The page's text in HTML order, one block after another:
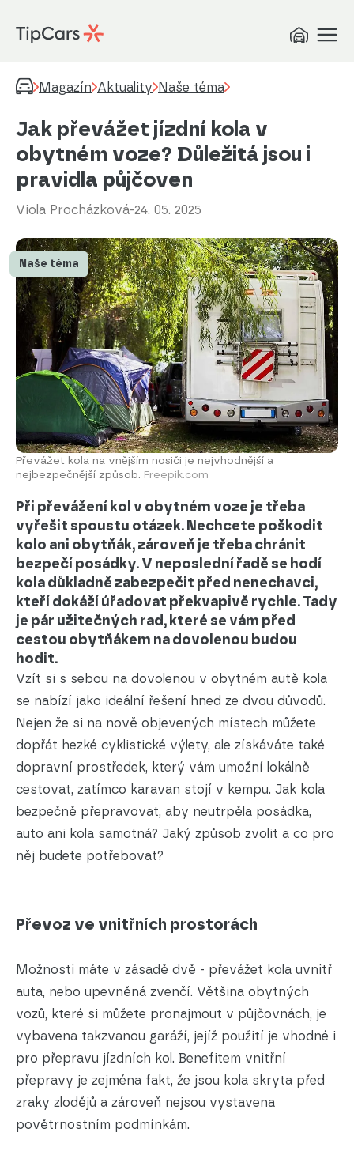
Magazín Aktuality Naše téma
Jak převážet jízdní kola v
obytném voze? Důležitá jsou i
pravidla půjčoven
Viola Procházková-24. 05. 2025
Převážet kola na vnějším nosiči je nejvhodnější a
nejbezpečnější způsob. Freepik.com
Naše téma
Při převážení kol v obytném voze je třeba
vyřešit spoustu otázek. Nechcete poškodit
kolo ani obytňák, zároveň je třeba chránit
bezpečí posádky. V neposlední řadě se hodí
kola důkladně zabezpečit před nenechavci,
kteří dokáží úřadovat překvapivě rychle. Tady
je pár užitečných rad, které se vám před
cestou obytňákem na dovolenou budou
hodit.
Vzít si s sebou na dovolenou v obytném autě kola
se nabízí jako ideální řešení hned ze dvou důvodů.
Nejen že si na nově objevených místech můžete
dopřát hezké cyklistické výlety, ale získáváte také
dopravní prostředek, který vám umožní lokálně
cestovat, zatímco karavan stojí v kempu. Jak kola
bezpečně přepravovat, aby neutrpěla posádka,
auto ani kola samotná? Jaký způsob zvolit a co pro
něj budete potřebovat?
Převoz ve vnitřních prostorách
Možnosti máte v zásadě dvě - převážet kola uvnitř
auta, nebo upevněná zvenčí. Většina obytných
vozů, které si můžete pronajmout v půjčovnách, je
vybavena takzvanou garáží, jejíž použití je vhodné i
pro přepravu jízdních kol. Benefitem vnitřní
přepravy je zejména fakt, že jsou kola skryta před
zraky zlodějů a zároveň nejsou vystavena
povětrnostním podmínkám.